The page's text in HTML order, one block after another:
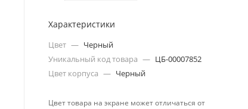
Характеристики
Цвет — Черный
Уникальный код товара — ЦБ-00007852
Цвет корпуса — Черный
Цвет товара на экране может отличаться от